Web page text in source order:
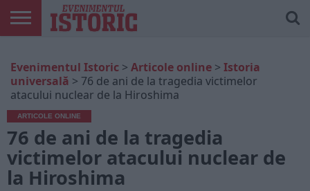
ONLINE
EDIȚII
TIPĂRITE
ISTORIC
PLAY
CONTUL
MEU
Evenimentul Istoric > Articole online > Istoria
universală > 76 de ani de la tragedia victimelor
atacului nuclear de la Hiroshima
ARTICOLE ONLINE
76 de ani de la tragedia
victimelor atacului nuclear de
la Hiroshima